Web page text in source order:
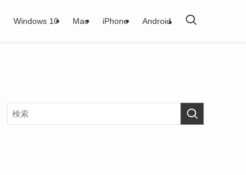
Windows 10 Mac iPhone Android